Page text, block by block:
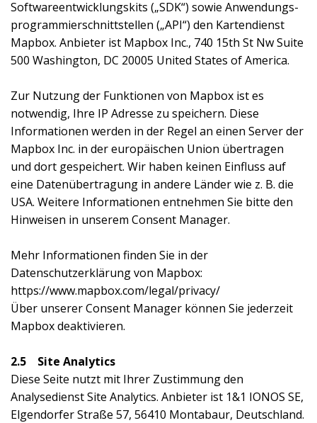
Softwareentwicklungskits („SDK“) sowie Anwendungs-
programmierschnittstellen („API“) den Kartendienst
Mapbox. Anbieter ist Mapbox Inc., 740 15th St Nw Suite
500 Washington, DC 20005 United States of America.
Zur Nutzung der Funktionen von Mapbox ist es
notwendig, Ihre IP Adresse zu speichern. Diese
Informationen werden in der Regel an einen Server der
Mapbox Inc. in der europäischen Union übertragen
und dort gespeichert. Wir haben keinen Einfluss auf
eine Datenübertragung in andere Länder wie z. B. die
USA. Weitere Informationen entnehmen Sie bitte den
Hinweisen in unserem Consent Manager.
Mehr Informationen finden Sie in der
Datenschutzerklärung von Mapbox:
https://www.mapbox.com/legal/privacy/
Über unserer Consent Manager können Sie jederzeit
Mapbox deaktivieren.
2.5 Site Analytics
Diese Seite nutzt mit Ihrer Zustimmung den
Analysedienst Site Analytics. Anbieter ist 1&1 IONOS SE,
Elgendorfer Straße 57, 56410 Montabaur, Deutschland.